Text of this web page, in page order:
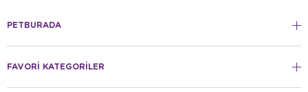
PETBURADA
FAVORİ KATEGORİLER